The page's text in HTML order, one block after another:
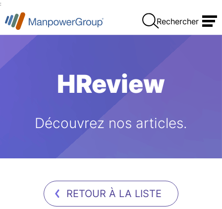
:
Rechercher
HReview
Découvrez nos articles.
RETOUR À LA LISTE